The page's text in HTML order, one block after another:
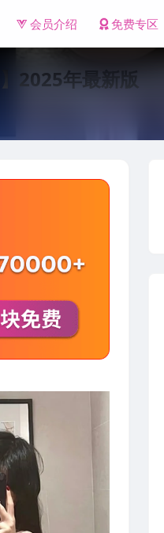
会员介绍 免费专区
2025年最新版